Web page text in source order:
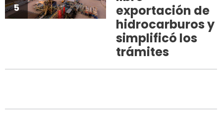
5
exportación de
hidrocarburos y
simplificó los
trámites